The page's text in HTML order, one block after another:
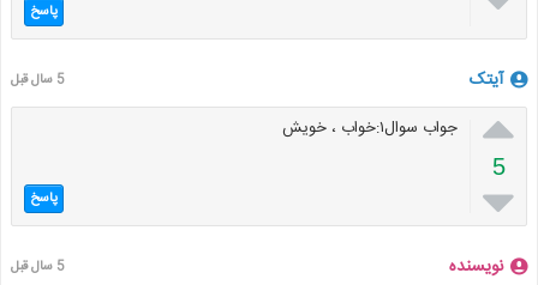
پاسخ
آیتک 5 سال قبل

5

جواب سوال۱:خواب ، خویش
پاسخ
نویسنده 5 سال قبل